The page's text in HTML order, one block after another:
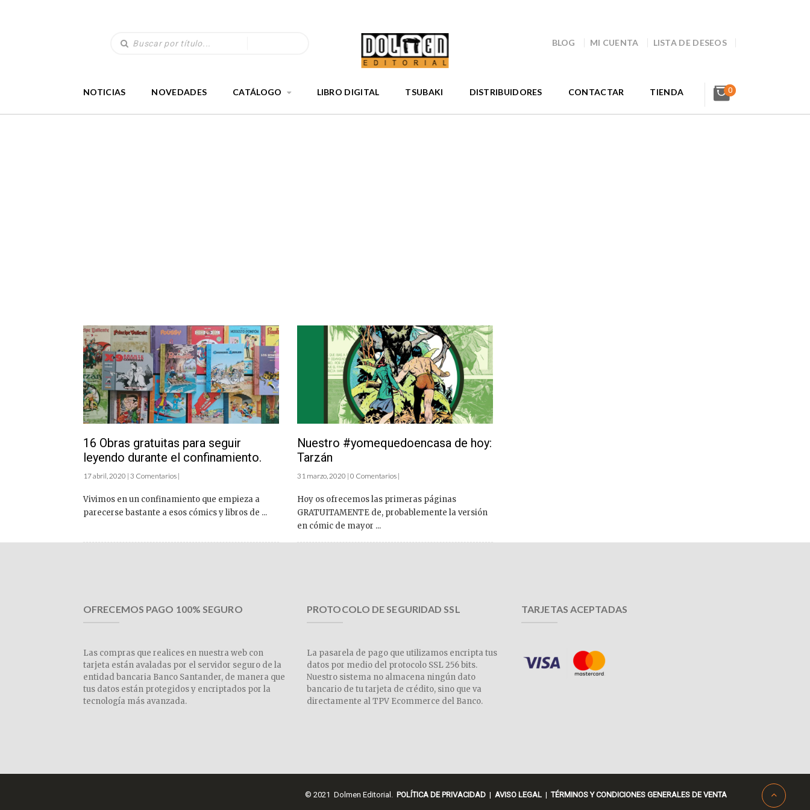
BLOG MI CUENTA LISTA DE DESEOS
NOTICIAS NOVEDADES CATÁLOGO LIBRO DIGITAL TSUBAKI DISTRIBUIDORES CONTACTAR TIENDA 0
16 Obras gratuitas para seguir
leyendo durante el confinamiento.
17 abril, 2020 | 3 Comentarios |
Vivimos en un confinamiento que empieza a
parecerse bastante a esos cómics y libros de ...
Nuestro #yomequedoencasa de hoy:
Tarzán
31 marzo, 2020 | 0 Comentarios |
Hoy os ofrecemos las primeras páginas
GRATUITAMENTE de, probablemente la versión
en cómic de mayor ...
OFRECEMOS PAGO 100% SEGURO
Las compras que realices en nuestra web con
tarjeta están avaladas por el servidor seguro de la
entidad bancaria Banco Santander, de manera que
tus datos están protegidos y encriptados por la
tecnología más avanzada.
PROTOCOLO DE SEGURIDAD SSL
La pasarela de pago que utilizamos encripta tus
datos por medio del protocolo SSL 256 bits.
Nuestro sistema no almacena ningún dato
bancario de tu tarjeta de crédito, sino que va
directamente al TPV Ecommerce del Banco.
TARJETAS ACEPTADAS
© 2021 Dolmen Editorial. POLÍTICA DE PRIVACIDAD | AVISO LEGAL |TÉRMINOS Y CONDICIONES GENERALES DE VENTA